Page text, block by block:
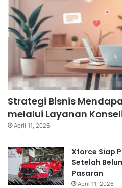
Strategi Bisnis
melalui Layanan
April 11, 2026
Xforce Siap
Setelah
Pasaran
April 11, 2026